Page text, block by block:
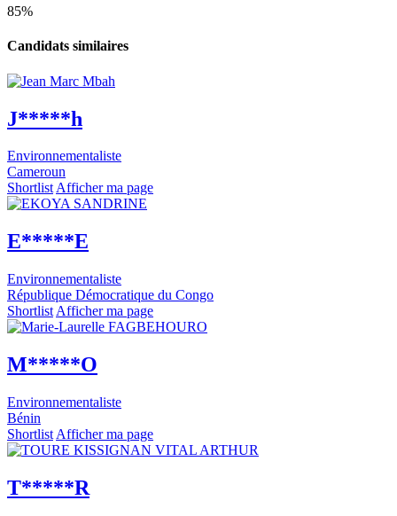
85%
Candidats similaires
J*****h
Environnementaliste
Cameroun
ShortlistAfficher ma page
E*****E
Environnementaliste
République Démocratique du Congo
Shortlist Afficher ma page
M*****O
Environnementaliste
Bénin
Shortlist Afficher ma page
T*****R